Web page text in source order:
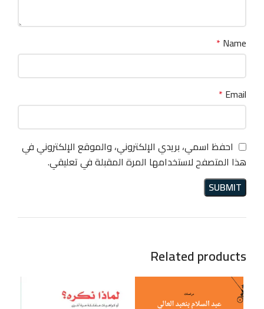
Name
*
Email
*
احفظ اسمي، بريدي الإلكتروني، والموقع الإلكتروني في
هذا المتصفح لاستخدامها المرة المقبلة في تعليقي.
Related products